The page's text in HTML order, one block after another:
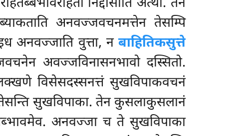
निद्दोसाति अत्थो. तेन
अनवज्जवचनमत्तेन तेसम्पि
अनवज्जाति वुत्ता, नबाहितिकसुत्ते
अवज्जविनासनभावो दस्सितो.
विसेसदस्सनत्तं सुखविपाकवचनं
सुखविपाका. तेन कुसलाकुसलानं
अनवज्जा च ते सुखविपाका